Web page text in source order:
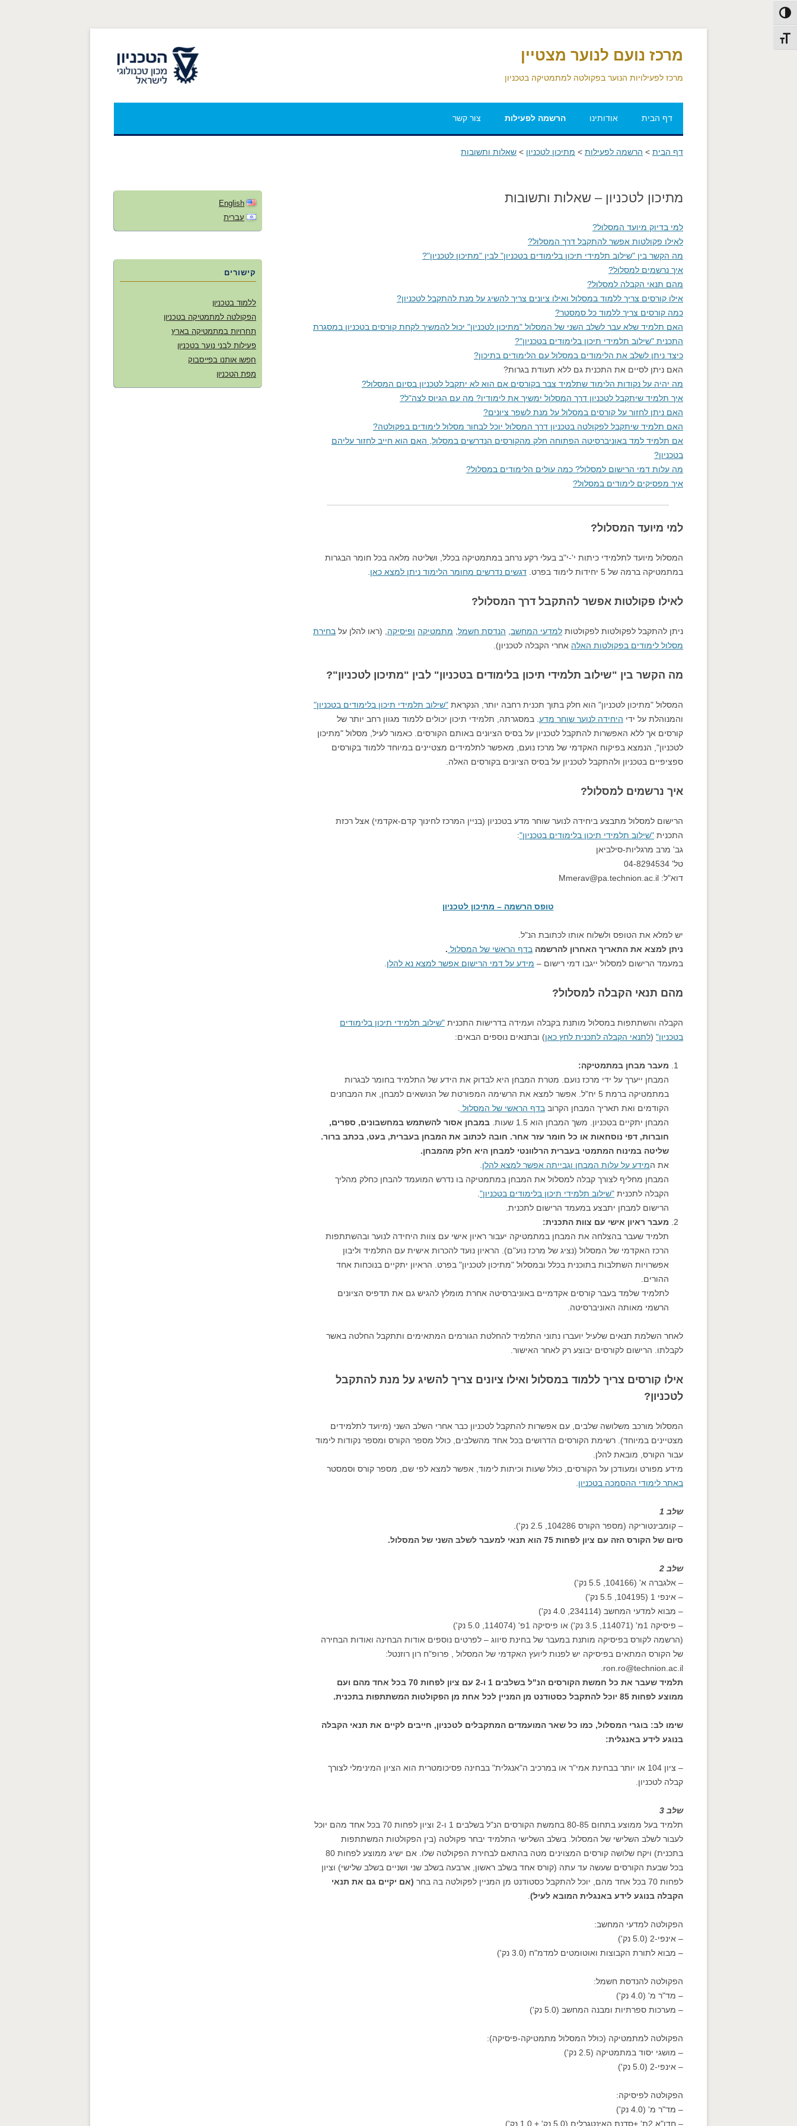
דלג לתוכן
דלג לניווט
הפעל/כבה ניגודיות גבוהה
מתג גודל גופן
לאתר הטכניון מרכז נועם לנוער מצטיין
מרכז לפעילויות הנוער בפקולטה למתמטיקה בטכניון
דף הבית אודותינו הרשמה לפעילות
תומבה
מחנה קיץ בתורת הקוונטים
הטכניון מלמדים תחרות גרוסמן
צור קשר
דף הבית > הרשמה לפעילות > מתיכון לטכניון > שאלות ותשובות
מתיכון לטכניון – שאלות ותשובות
למי בדיוק מיועד המסלול?
לאילו פקולטות אפשר להתקבל דרך המסלול?
מה הקשר בין "שילוב תלמידי תיכון בלימודים בטכניון" לבין "מתיכון לטכניון"?
איך נרשמים למסלול?
מהם תנאי הקבלה למסלול?
אילו קורסים צריך ללמוד במסלול ואילו ציונים צריך להשיג על מנת להתקבל לטכניון?
כמה קורסים צריך ללמוד כל סמסטר?
האם תלמיד שלא עבר לשלב השני של המסלול "מתיכון לטכניון" יכול להמשיך לקחת קורסים בטכניון במסגרת
התכנית "שילוב תלמידי תיכון בלימודים בטכניון"?
כיצד ניתן לשלב את הלימודים במסלול עם הלימודים בתיכון?
האם ניתן לסיים את התכנית גם ללא תעודת בגרות?
מה יהיה על נקודות הלימוד שתלמיד צבר בקורסים אם הוא לא יתקבל לטכניון בסיום המסלול?
איך תלמיד שיתקבל לטכניון דרך המסלול ימשיך את לימודיו? מה עם הגיוס לצה"ל?
האם ניתן לחזור על קורסים במסלול על מנת לשפר ציונים?
האם תלמיד שיתקבל לפקולטה בטכניון דרך המסלול יוכל לבחור מסלול לימודים בפקולטה?
אם תלמיד למד באוניברסיטה הפתוחה חלק מהקורסים הנדרשים במסלול, האם הוא חייב לחזור עליהם
בטכניון?
מה עלות דמי הרישום למסלול? כמה עולים הלימודים במסלול?
איך מפסיקים לימודים במסלול?
למי מיועד המסלול?
המסלול מיועד לתלמידי כיתות י'-י"ב בעלי רקע נרחב במתמטיקה בכלל, ושליטה מלאה בכל חומר הבגרות
במתמטיקה ברמה של 5 יחידות לימוד בפרט.
דגשים נדרשים מחומר הלימוד ניתן למצא כאן
לאילו פקולטות אפשר להתקבל דרך המסלול?
ניתן להתקבל לפקולטות לפקולטות למדעי המחשב הנדסת חשמל מתמטיקה ופיסיקה , (ראו להלן על בחירת
מסלול לימודים בפקולטות האלה אחרי הקבלה לטכניון).
מה הקשר בין "שילוב תלמידי תיכון בלימודים בטכניון" לבין "מתיכון לטכניון"?
המסלול "מתיכון לטכניון" הוא חלק בתוך תכנית רחבה יותר, הנקראת "שילוב תלמידי תיכון בלימודים בטכניון"
והמנוהלת על ידי היחידה לנוער שוחר מדע . במסגרתה, תלמידי תיכון יכולים ללמוד מגוון רחב יותר של
קורסים אך ללא האפשרות להתקבל לטכניון על בסיס הציונים באותם הקורסים. כאמור לעיל, מסלול "מתיכון
לטכניון", הנמצא בפיקוח האקדמי של מרכז נועם, מאפשר לתלמידים מצטיינים במיוחד ללמוד בקורסים
ספציפיים בטכניון ולהתקבל לטכניון על בסיס הציונים בקורסים האלה.
איך נרשמים למסלול?
הרישום למסלול מתבצע ביחידה לנוער שוחר מדע בטכניון (בניין המרכז לחינוך קדם-אקדמי) אצל רכזת
התכנית "שילוב תלמידי תיכון בלימודים בטכניון":
גב' מרב מרגליות-סילביאן
טל' 04-8294534
דוא"ל: Mmerav@pa.technion.ac.il
טופס הרשמה – מתיכון לטכניון
יש למלא את הטופס ולשלוח אותו לכתובת הנ"ל.
ניתן למצא את התאריך האחרון להרשמה בדף הראשי של המסלול .
במעמד הרישום למסלול ייגבו דמי רישום – מידע על דמי הרישום אפשר למצא נא להלן
מהם תנאי הקבלה למסלול?
הקבלה והשתתפות במסלול מותנת בקבלה ועמידה בדרישות התכנית "שילוב תלמידי תיכון בלימודים
בטכניון" (לתנאי הקבלה לתכנית לחץ כאן) ובתנאים נוספים הבאים:
מעבר מבחן במתמטיקה:
המבחן ייערך על ידי מרכז נועם. מטרת המבחן היא לבדוק את הידע של התלמיד בחומר לבגרות
במתמטיקה ברמת 5 יח"ל. אפשר למצא את הרשימה המפורטת של הנושאים למבחן, את המבחנים
הקודמים ואת תאריך המבחן הקרוב בדף הראשי של המסלול
המבחן יתקיים בטכניון. משך המבחן הוא 1.5 שעות.
במבחן אסור להשתמש במחשבונים, ספרים,
חוברות, דפי נוסחאות או כל חומר עזר אחר. חובה לכתוב את המבחן בעברית, בעט, בכתב ברור.
שליטה במינוח המתמטי בעברית הרלוונטי למבחן היא חלק מהמבחן.
את המידע על עלות המבחן וגבייתה אפשר למצא להלן
המבחן מחליף לצורך קבלה למסלול את המבחן במתמטיקה בו נדרש המועמד להבחן כחלק מהליך
הקבלה לתכנית "שילוב תלמידי תיכון בלימודים בטכניון"
הרישום למבחן יתבצע במעמד הרישום לתכנית.
מעבר ראיון אישי עם צוות התכנית:
תלמיד שעבר בהצלחה את המבחן במתמטיקה יעבור ראיון אישי עם צוות היחידה לנוער ובהשתתפות
הרכז האקדמי של המסלול (נציג של מרכז נוע"ם). הראיון נועד להכרות אישית עם התלמיד וליבון
אפשרויות השתלבות בתוכנית בכלל ובמסלול "מתיכון לטכניון" בפרט. הראיון יתקיים בנוכחות אחד
ההורים.
לתלמיד שלמד בעבר קורסים אקדמיים באוניברסיטה אחרת מומלץ להגיש גם את תדפיס הציונים
הרשמי מאותה האוניברסיטה.
לאחר השלמת תנאים שלעיל יועברו נתוני התלמיד להחלטת הגורמים המתאימים ותתקבל החלטה באשר
לקבלתו. הרישום לקורסים יבוצע רק לאחר האישור.
אילו קורסים צריך ללמוד במסלול ואילו ציונים צריך להשיג על מנת להתקבל
לטכניון?
המסלול מורכב משלושה שלבים, עם אפשרות להתקבל לטכניון כבר אחרי השלב השני (מיועד לתלמידים
מצטיינים במיוחד). רשימת הקורסים הדרושים בכל אחד מהשלבים, כולל מספר הקורס ומספר נקודות לימוד
עבור הקורס, מובאת להלן.
מידע מפורט ומעודכן על הקורסים, כולל שעות וכיתות לימוד, אפשר למצא לפי שם, מספר קורס וסמסטר
באתר לימודי ההסמכה בטכניון
שלב 1
– קומבינטוריקה (מספר הקורס 104286, 2.5 נק').
סיום של הקורס הזה עם ציון לפחות 75 הוא תנאי למעבר לשלב השני של המסלול.
שלב 2
– אלגברה א' (104166, 5.5 נק')
– אינפי 1 (104195, 5.5 נק')
– מבוא למדעי המחשב (234114, 4.0 נק')
– פיסיקה 1מ' (114071, 3.5 נק') או פיסיקה 1פ' (114074, 5.0 נק')
(הרשמה לקורס בפיסיקה מותנת במעבר של בחינת סיווג – לפרטים נוספים אודות הבחינה ואודות הבחירה
של הקורס המתאים בפיסיקה יש לפנות ליועץ האקדמי של המסלול , פרופ"ח רון רוזנטל:
ron.ro@technion.ac.il.
תלמיד שעבר את כל חמשת הקורסים הנ"ל בשלבים 1 ו-2 עם ציון לפחות 70 בכל אחד מהם ועם
ממוצע לפחות 85 יוכל להתקבל כסטודנט מן המניין לכל אחת מן הפקולטות המשתתפות בתכנית.
שימו לב: בוגרי המסלול, כמו כל שאר המועמדים המתקבלים לטכניון, חייבים לקיים את תנאי הקבלה
בנוגע לידע באנגלית:
– ציון 104 או יותר בבחינת אמי"ר או במרכיב ה"אנגלית" בבחינה פסיכומטרית הוא הציון המינימלי לצורך
קבלה לטכניון.
שלב 3
תלמיד בעל ממוצע בתחום 80-85 בחמשת הקורסים הנ"ל בשלבים 1 ו-2 וציון לפחות 70 בכל אחד מהם יוכל
לעבור לשלב השלישי של המסלול. בשלב השלישי התלמיד יבחר פקולטה (בין הפקולטות המשתתפות
בתכנית) ויקח שלושה קורסים המצוינים מטה בהתאם לבחירת הפקולטה שלו. אם ישיג ממוצע לפחות 80
בכל שבעת הקורסים שעשה עד עתה (קורס אחד בשלב ראשון, ארבעה בשלב שני ושניים בשלב שלישי) וציון
לפחות 70 בכל אחד מהם, יוכל להתקבל כסטודנט מן המניין לפקולטה בה בחר
(אם יקיים גם את תנאי
הקבלה בנוגע לידע באנגלית המובא לעיל)
הפקולטה למדעי המחשב:
– אינפי-2 (5.0 נק')
– מבוא לתורת הקבוצות ואוטומטים למדמ"ח (3.0 נק')
הפקולטה להנדסת חשמל:
– מד"ר מ' (4.0 נק')
– מערכות ספרתיות ומבנה המחשב (5.0 נק')
הפקולטה למתמטיקה (כולל המסלול מתמטיקה-פיסיקה):
– מושגי יסוד במתמטיקה (2.5 נק')
– אינפי-2 (5.0 נק')
הפקולטה לפיסיקה:
– מד"ר מ' (4.0 נק')
– חדו"א 2ת' +סדנת האינטגרלים (5.0 נק' + 1.0 נק')
English
עברית
קישורים
ללמוד בטכניון
הפקולטה למתמטיקה בטכניון
תחרויות במתמטיקה בארץ
פעילות לבני נוער בטכניון
חפשו אותנו בפייסבוק
מפת הטכניון